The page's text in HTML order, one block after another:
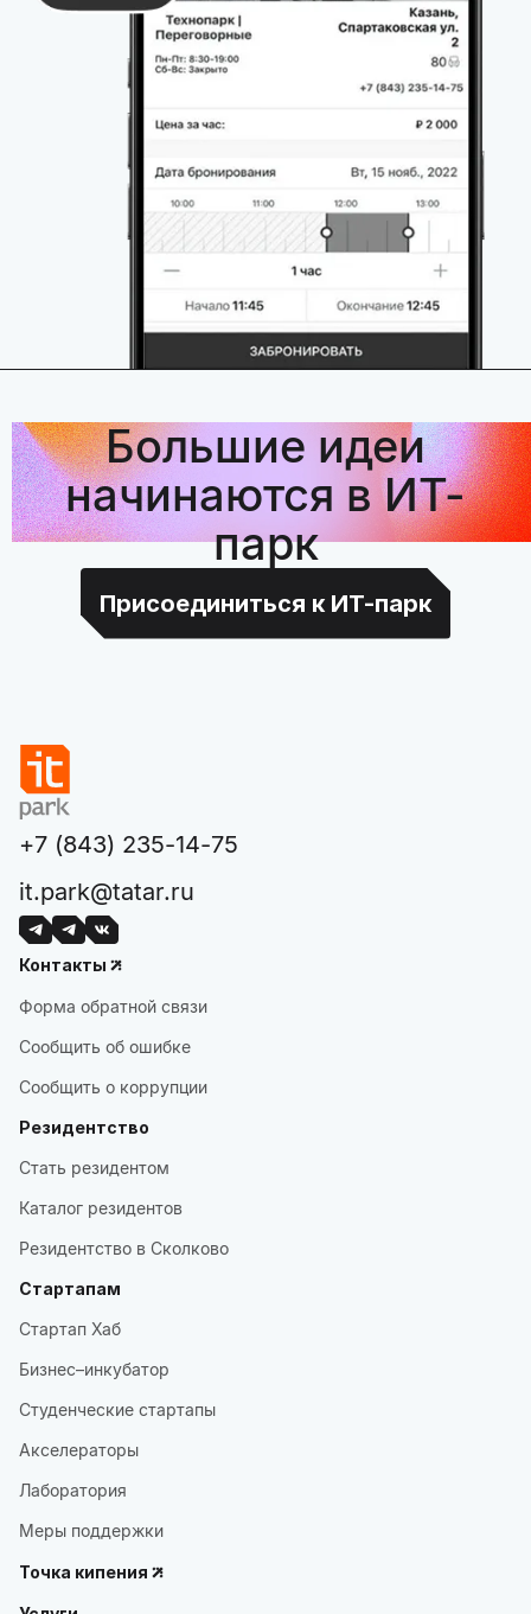
Большие идеи
начинаются в ИТ-
парк
Присоединиться к ИТ-парк
+7 (843) 235-14-75
it.park@tatar.ru
Контакты
Форма обратной связи
Сообщить об ошибке
Сообщить о коррупции
Резидентство
Стать резидентом
Каталог резидентов
Резидентство в Сколково
Стартапам
Стартап Хаб
Бизнес–инкубатор
Студенческие стартапы
Акселераторы
Лаборатория
Меры поддержки
Точка кипения